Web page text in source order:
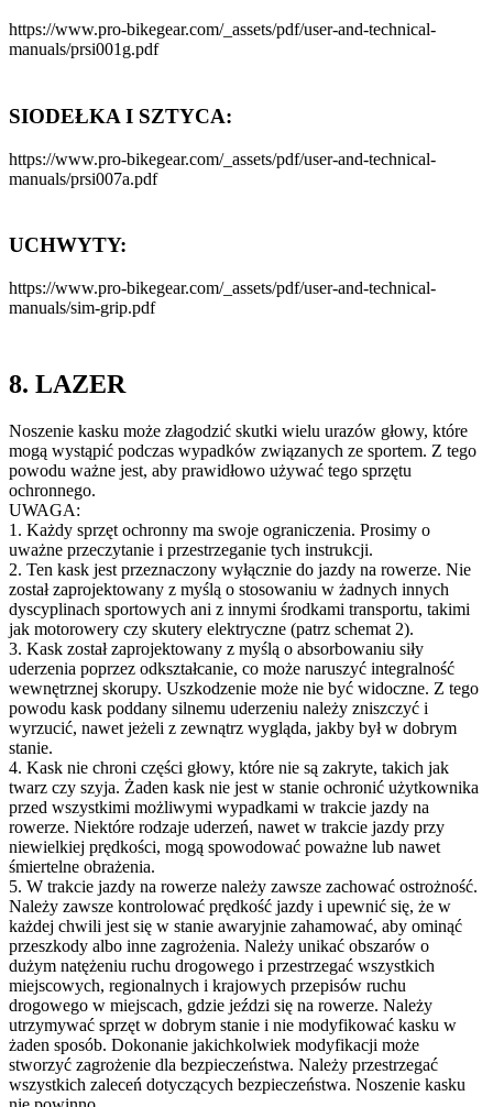
https://www.pro-bikegear.com/_assets/pdf/user-and-technical-
manuals/prsi001g.pdf
SIODEŁKA I SZTYCA:
https://www.pro-bikegear.com/_assets/pdf/user-and-technical-
manuals/prsi007a.pdf
UCHWYTY:
https://www.pro-bikegear.com/_assets/pdf/user-and-technical-
manuals/sim-grip.pdf
8. LAZER
Noszenie kasku może złagodzić skutki wielu urazów głowy, które
mogą wystąpić podczas wypadków związanych ze sportem. Z tego
powodu ważne jest, aby prawidłowo używać tego sprzętu
ochronnego.
UWAGA:
1. Każdy sprzęt ochronny ma swoje ograniczenia. Prosimy o
uważne przeczytanie i przestrzeganie tych instrukcji.
2. Ten kask jest przeznaczony wyłącznie do jazdy na rowerze. Nie
został zaprojektowany z myślą o stosowaniu w żadnych innych
dyscyplinach sportowych ani z innymi środkami transportu, takimi
jak motorowery czy skutery elektryczne (patrz schemat 2).
3. Kask został zaprojektowany z myślą o absorbowaniu siły
uderzenia poprzez odkształcanie, co może naruszyć integralność
wewnętrznej skorupy. Uszkodzenie może nie być widoczne. Z tego
powodu kask poddany silnemu uderzeniu należy zniszczyć i
wyrzucić, nawet jeżeli z zewnątrz wygląda, jakby był w dobrym
stanie.
4. Kask nie chroni części głowy, które nie są zakryte, takich jak
twarz czy szyja. Żaden kask nie jest w stanie ochronić użytkownika
przed wszystkimi możliwymi wypadkami w trakcie jazdy na
rowerze. Niektóre rodzaje uderzeń, nawet w trakcie jazdy przy
niewielkiej prędkości, mogą spowodować poważne lub nawet
śmiertelne obrażenia.
5. W trakcie jazdy na rowerze należy zawsze zachować ostrożność.
Należy zawsze kontrolować prędkość jazdy i upewnić się, że w
każdej chwili jest się w stanie awaryjnie zahamować, aby ominąć
przeszkody albo inne zagrożenia. Należy unikać obszarów o
dużym natężeniu ruchu drogowego i przestrzegać wszystkich
miejscowych, regionalnych i krajowych przepisów ruchu
drogowego w miejscach, gdzie jeździ się na rowerze. Należy
utrzymywać sprzęt w dobrym stanie i nie modyfikować kasku w
żaden sposób. Dokonanie jakichkolwiek modyfikacji może
stworzyć zagrożenie dla bezpieczeństwa. Należy przestrzegać
wszystkich zaleceń dotyczących bezpieczeństwa. Noszenie kasku